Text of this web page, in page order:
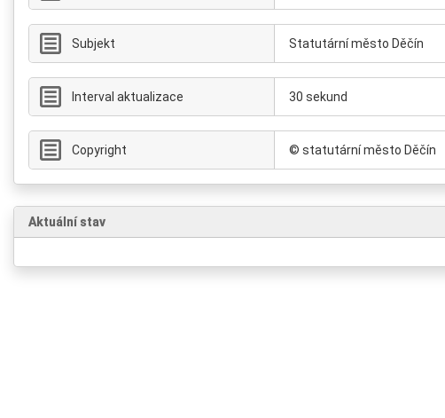
Subjekt Statutární město Děčín
Interval aktualizace 30 sekund
Copyright © statutární město Děčín
Aktuální stav